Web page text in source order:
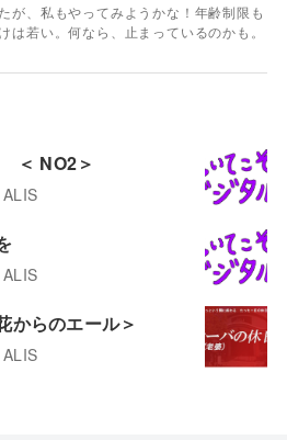
が、私もやってみようかな！年齢制限も
は若い。何なら、止まっているのかも。
＜ NO2＞
らのエール＞